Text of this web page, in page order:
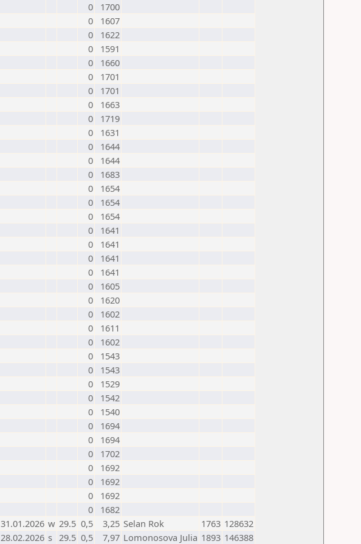
0
1700
0
1607
0
1622
0
1591
0
1660
0
1701
0
1701
0
1663
0
1719
0
1631
0
1644
0
1644
0
1683
0
1654
0
1654
0
1654
0
1641
0
1641
0
1641
0
1641
0
1605
0
1620
0
1602
0
1611
0
1602
0
1543
0
1543
0
1529
0
1542
0
1540
0
1694
0
1694
0
1702
0
1692
0
1692
0
1692
0
1682
31.01.2026 w 29.5 0,5 3,25 Selan Rok 1763 128632
28.02.2026 s 29.5 0,5 7,97 Lomonosova Julia 1893 146388